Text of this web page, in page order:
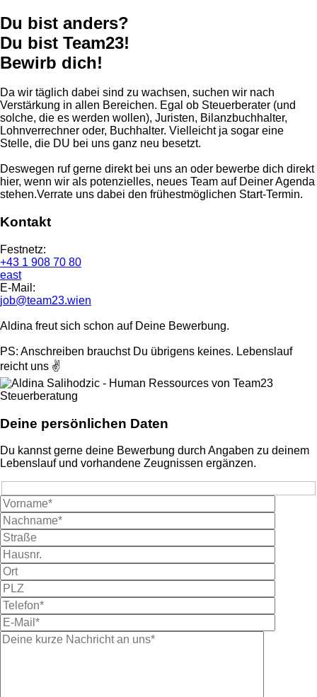
Du bist anders?
Du bist Team23!
Bewirb dich!
Da wir täglich dabei sind zu wachsen, suchen wir nach
Verstärkung in allen Bereichen. Egal ob Steuerberater (und
solche, die es werden wollen), Juristen, Bilanzbuchhalter,
Lohnverrechner oder, Buchhalter. Vielleicht ja sogar eine
Stelle, die DU bei uns ganz neu besetzt.
Deswegen ruf gerne direkt bei uns an oder bewerbe dich direkt
hier, wenn wir als potenzielles, neues Team auf Deiner Agenda
stehen.Verrate uns dabei den frühestmöglichen Start-Termin.
Kontakt
Festnetz:
+43 1 908 70 80
east
E-Mail:
job@team23.wien
Aldina freut sich schon auf Deine Bewerbung.
PS: Anschreiben brauchst Du übrigens keines. Lebenslauf
reicht uns ✌️
Deine persönlichen Daten
Du kannst gerne deine Bewerbung durch Angaben zu deinem
Lebenslauf und vorhandene Zeugnissen ergänzen.